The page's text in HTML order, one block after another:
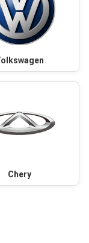
Chery